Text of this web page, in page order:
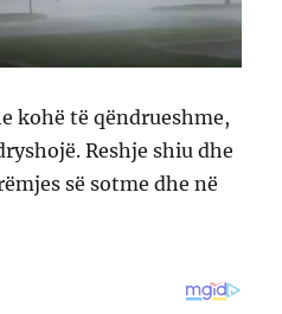
kohë të qëndrueshme,
Reshje shiu dhe
së sotme dhe në